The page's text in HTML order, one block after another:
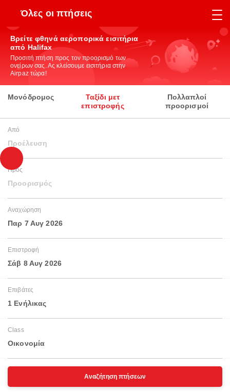
Όλες οι πτήσεις
Βρείτε φθηνά αεροπορικά εισιτήρια
από Halifax
Προσιτή πτήση προς τον προορισμό των
ονείρων σας. Ας κλείσουμε εισιτήρια στην
Airpaz τώρα!
Μονόδρομος
Ταξίδι μετ
επιστροφής
Πολλαπλοί
προορισμοί
Από
Προέλευση
Προς
Προορισμός
Αναχώρηση
Παρ 7 Αυγ 2026
Επιστροφή
Σάβ 8 Αυγ 2026
Επιβάτες
1 Ενήλικας
Class
Οικονομία
Αναζήτηση πτήσεων